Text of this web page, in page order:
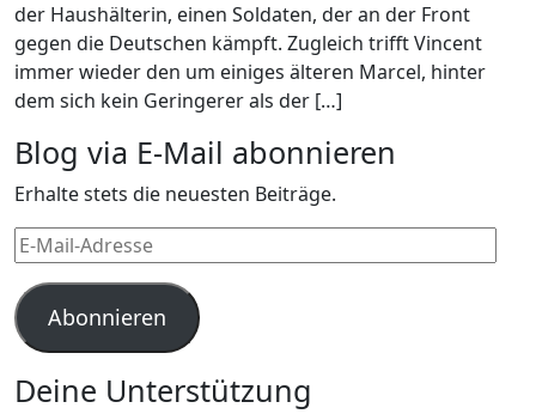
der Haushälterin, einen Soldaten, der an der Front
gegen die Deutschen kämpft. Zugleich trifft Vincent
immer wieder den um einiges älteren Marcel, hinter
dem sich kein Geringerer als der […]
Blog via E-Mail abonnieren
Erhalte stets die neuesten Beiträge.
E-
Mail-
Adresse
Abonnieren
Deine Unterstützung